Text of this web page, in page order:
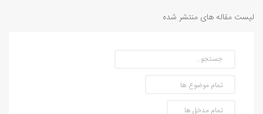
لیست مقاله های منتشر شده